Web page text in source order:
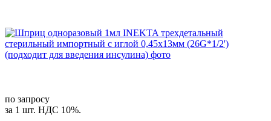
по запросу
за 1 шт. НДС 10%.